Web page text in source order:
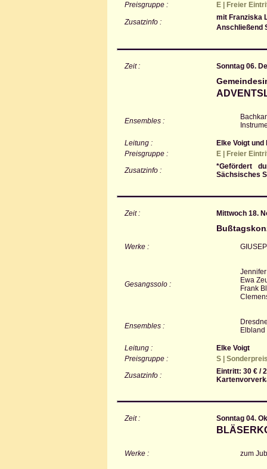
Preisgruppe : E | Freier
Zusatzinfo :
mit Franziska
Anschließend
Zeit : Sonntag 06.
Ensembles :
Leitung :
Elke Voigt
Preisgruppe :
E | Freier
Zusatzinfo :
*Gefördert
Sächsisches
Zeit : Mittwoch 18.
Werke :
Gesangssolo :
Ewa
Frank
Ensembles :
Leitung :
Elke Voigt
Preisgruppe :
S |
Zusatzinfo :
Eintritt: 30 € /
Zeit : Sonntag 04.
Werke : zum